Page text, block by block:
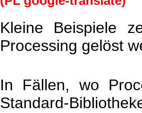
Kleine Beispiele
Processing gelöst
In Fällen, wo
Standard-